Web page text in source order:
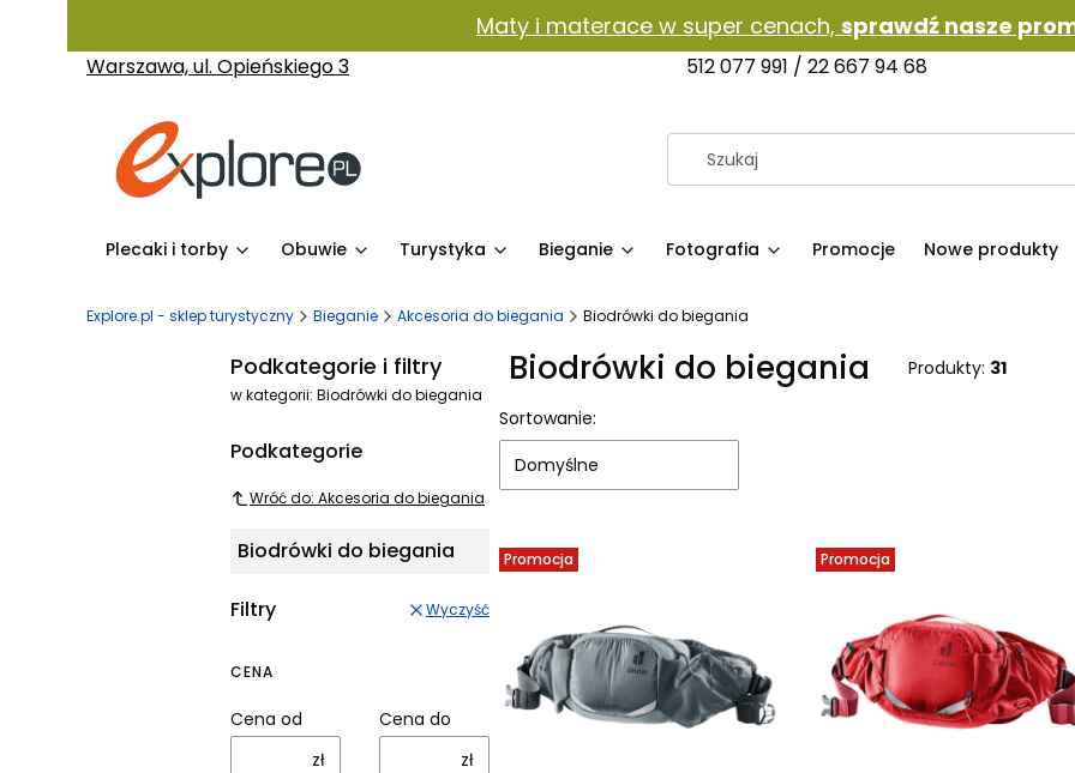
Maty i materace w super cenach, sprawdź nasze
Warszawa, ul. Opieńskiego 3 512 077 991 / 22 667 94 68
Plecaki i torby Obuwie Turystyka Bieganie Fotografia Promocje Nowe produkty
Explore.pl - sklep turystyczny Bieganie Akcesoria do biegania Biodrówki do biegania
Podkategorie i filtry
w kategorii: Biodrówki do biegania
Podkategorie
Wróć do: Akcesoria do biegania
Biodrówki do biegania
Filtry Wyczyść
CENA
Cena od
zł
Cena do
zł
Biodrówki do biegania Produkty: 31
Lista produktów
Sortowanie:
Domyślne
Promocja Promocja